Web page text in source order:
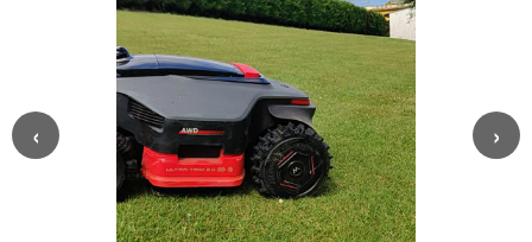
‹ ›